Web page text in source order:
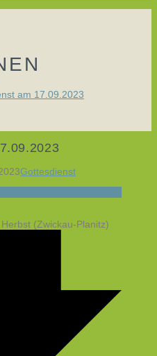
am 17.09.2023
Gottesdienst
(Zwickau-Planitz)